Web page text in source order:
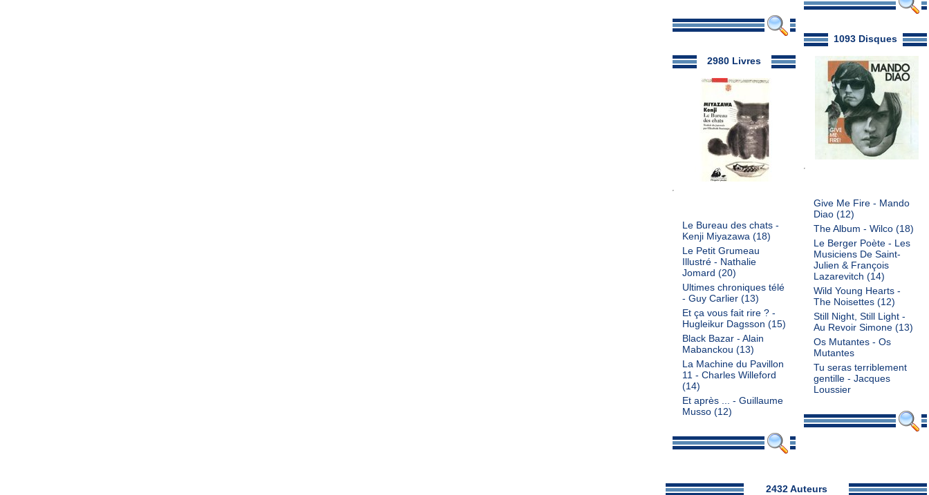
1093 Disques
Give Me Fire - Mando
Diao(12)
The Album - Wilco(18)
Le Berger Poète - Les
Musiciens De Saint-
Julien & François
Lazarevitch (14)
Wild Young Hearts -
The Noisettes(12)
Still Night, Still Light -
Au Revoir Simone(13)
Os Mutantes - Os
Mutantes
Tu seras terriblement
gentille - Jacques
Loussier
2980 Livres
Le Bureau des chats -
Kenji Miyazawa(18)
Le Petit Grumeau
Illustré - Nathalie
Jomard (20)
Ultimes chroniques télé
- Guy Carlier(13)
Et ça vous fait rire ? -
Hugleikur Dagsson (15)
Black Bazar - Alain
Mabanckou (13)
La Machine du Pavillon
11 - Charles Willeford
(14)
Et après ... - Guillaume
Musso(12)
2432 Auteurs